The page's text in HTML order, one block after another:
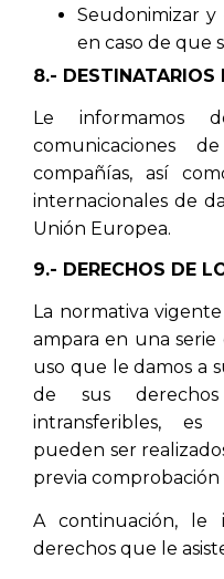
Seudonimizar y
en caso de que
8.- DESTINATARIOS
Le informamos
comunicaciones
compañías, así
internacionales de
Unión Europea.
9.- DERECHOS DE
La normativa
ampara en una serie
uso que le damos a
de sus
intransferibles,
pueden ser
previa
A continuación, le
derechos que le